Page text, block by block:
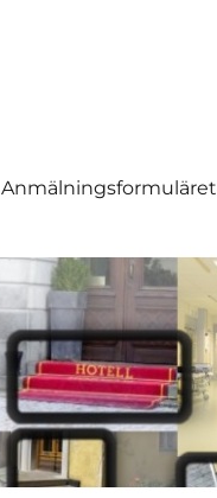
Anmälningsformuläret